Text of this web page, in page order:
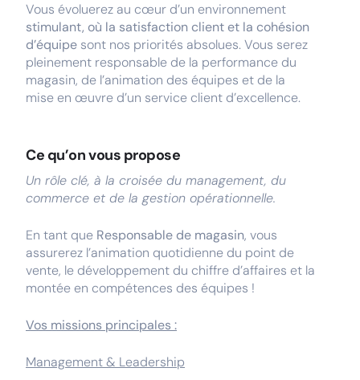
Vous évoluerez au cœur d’un environnement
stimulant, où la satisfaction client et la cohésion
d’équipe sont nos priorités absolues. Vous serez
pleinement responsable de la performance du
magasin, de l’animation des équipes et de la
mise en œuvre d’un service client d’excellence.
Ce qu’on vous propose
Un rôle clé, à la croisée du management, du
commerce et de la gestion opérationnelle.
En tant que Responsable de magasin, vous
assurerez l’animation quotidienne du point de
vente, le développement du chiffre d’affaires et la
montée en compétences des équipes !
Vos missions principales :
Management & Leadership